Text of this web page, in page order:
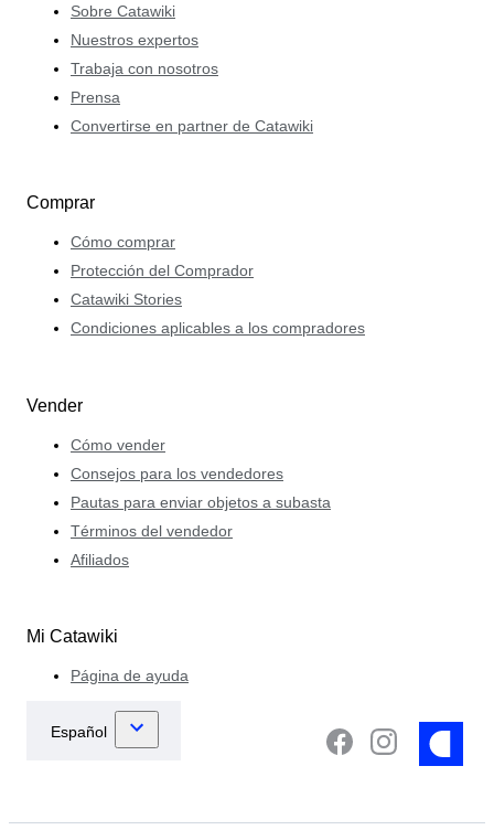
Sobre Catawiki
Nuestros expertos
Trabaja con nosotros
Prensa
Convertirse en partner de Catawiki
Comprar
Cómo comprar
Protección del Comprador
Catawiki Stories
Condiciones aplicables a los compradores
Vender
Cómo vender
Consejos para los vendedores
Pautas para enviar objetos a subasta
Términos del vendedor
Afiliados
Mi Catawiki
Página de ayuda